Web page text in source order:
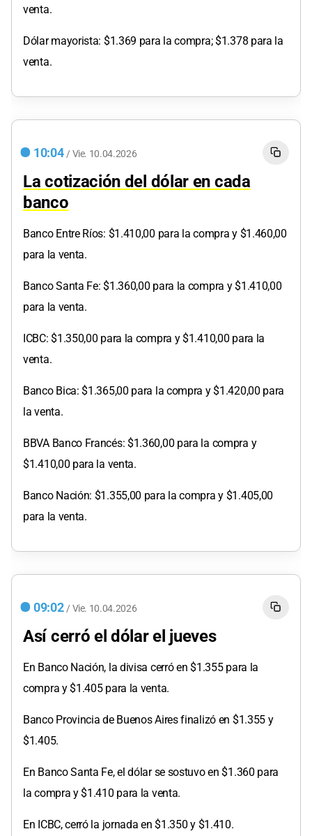
venta.
Dólar mayorista: $1.369 para la compra; $1.378 para la
venta.
10:04 / Vie. 10.04.2026
La cotización del dólar en cada
banco
Banco Entre Ríos: $1.410,00 para la compra y $1.460,00
para la venta.
Banco Santa Fe: $1.360,00 para la compra y $1.410,00
para la venta.
ICBC: $1.350,00 para la compra y $1.410,00 para la
venta.
Banco Bica: $1.365,00 para la compra y $1.420,00 para
la venta.
BBVA Banco Francés: $1.360,00 para la compra y
$1.410,00 para la venta.
Banco Nación: $1.355,00 para la compra y $1.405,00
para la venta.
09:02 / Vie. 10.04.2026
Así cerró el dólar el jueves
En Banco Nación, la divisa cerró en $1.355 para la
compra y $1.405 para la venta.
Banco Provincia de Buenos Aires finalizó en $1.355 y
$1.405.
En Banco Santa Fe, el dólar se sostuvo en $1.360 para
la compra y $1.410 para la venta.
En ICBC, cerró la jornada en $1.350 y $1.410.